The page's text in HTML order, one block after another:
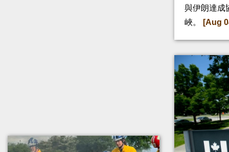
與伊朗達成
峽。
[Aug